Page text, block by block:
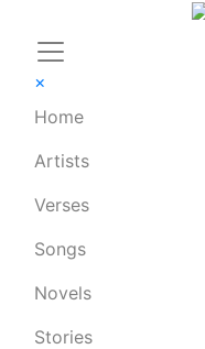
×
Home
Artists
Verses
Songs
Novels
Stories